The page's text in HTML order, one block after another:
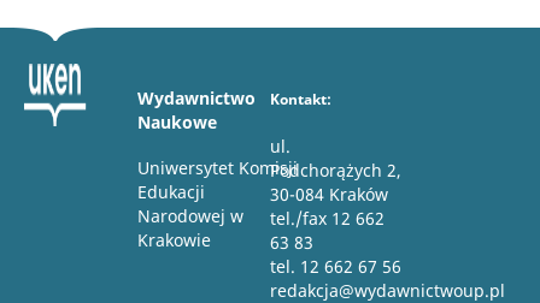
Wydawnictwo
Naukowe
Uniwersytet Komisji
Edukacji
Narodowej w
Krakowie
Kontakt:
ul.
Podchorążych 2,
30-084 Kraków
tel./fax 12 662
63 83
tel. 12 662 67 56
redakcja@wydawnictwoup.pl